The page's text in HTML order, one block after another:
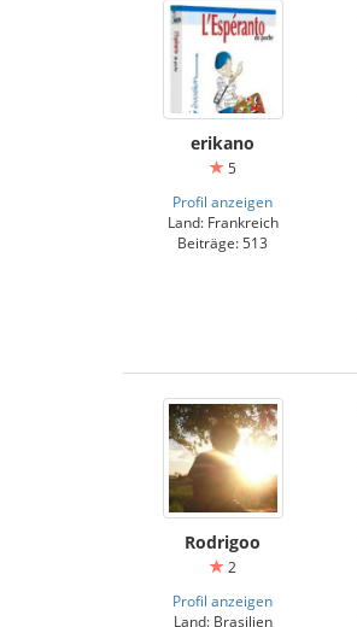
erikano
5
Profil anzeigen
Land: Frankreich
Beiträge: 513
Rodrigoo
2
Profil anzeigen
Land: Brasilien